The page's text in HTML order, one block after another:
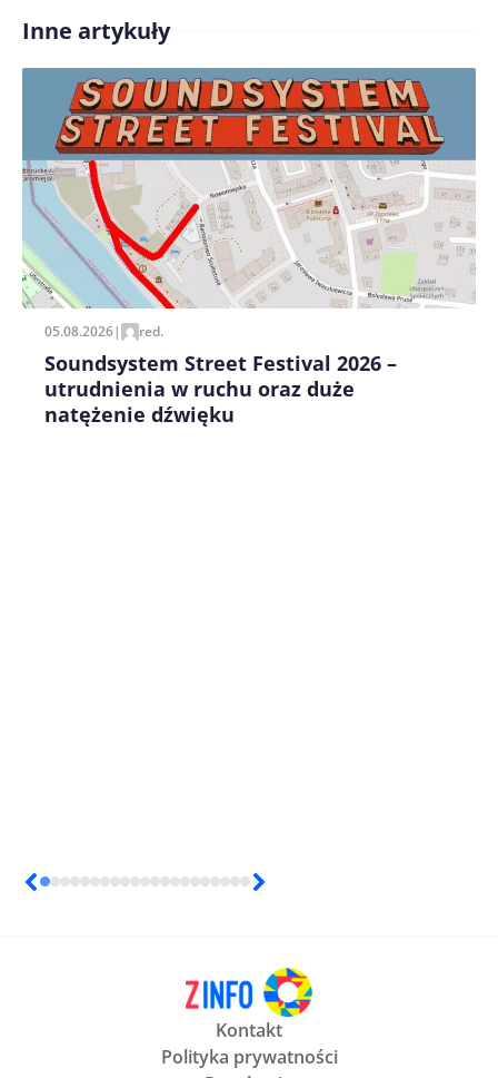
Treść komentarza*
Zapamiętaj moje dane w tej przeglądarce podczas
pisania kolejnych komentarzy.
Inne artykuły
05.08.2026| red.
Soundsystem Street Festival 2026 –
utrudnienia w ruchu oraz duże
natężenie dźwięku
Kontakt
Polityka prywatności